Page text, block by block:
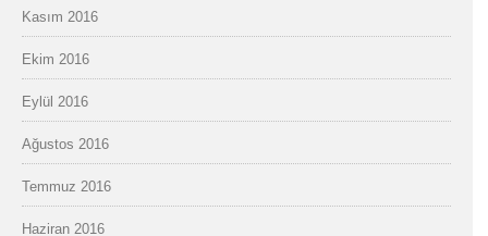
Kasım 2016
Ekim 2016
Eylül 2016
Ağustos 2016
Temmuz 2016
Haziran 2016